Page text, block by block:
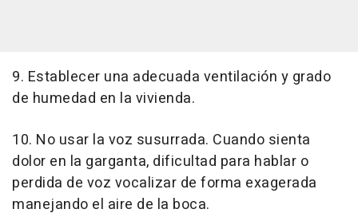
9. Establecer una adecuada ventilación y grado
de humedad en la vivienda.
10. No usar la voz susurrada. Cuando sienta
dolor en la garganta, dificultad para hablar o
perdida de voz vocalizar de forma exagerada
manejando el aire de la boca.